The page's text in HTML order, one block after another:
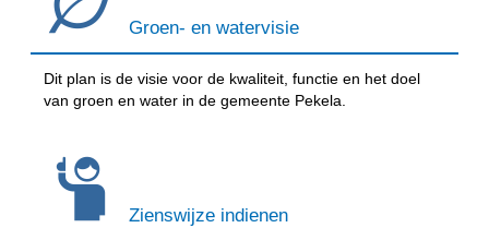
Groen- en watervisie
Dit plan is de visie voor de kwaliteit, functie en het doel
van groen en water in de gemeente Pekela.
Zienswijze indienen